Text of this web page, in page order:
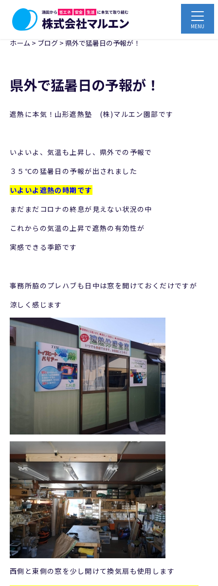
ホーム > ブログ > 県外で猛暑日の予報が！
県外で猛暑日の予報が！
遮熱に本気！山形遮熱塾 (株)マルエン園部です
いよいよ、気温も上昇し、県外での予報で
３５℃の猛暑日の予報が出されました
いよいよ遮熱の時期 です
まだまだコロナの終息が見えない状況の中
これからの気温の上昇で遮熱の有効性が
実感できる季節です
事務所脇のプレハブも日中は窓を開けておくだけですが
涼しく感じます
西側と東側の窓を少し開けて換気扇も使用します